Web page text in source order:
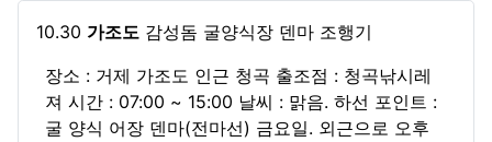
10.30 가조도 감성돔 굴양식장 덴마 조행기
장소 : 거제 가조도 인근 청곡 출조점 : 청곡낚시레
져 시간 : 07:00 ~ 15:00 날씨 : 맑음. 하선 포인트 :
굴 양식 어장 덴마(전마선) 금요일. 외근으로 오후